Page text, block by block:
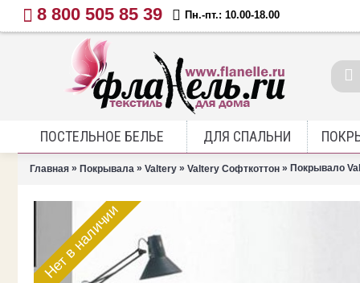
8 800 505 85 39 Пн.-пт.: 10.00-18.00
ПОСТЕЛЬНОЕ БЕЛЬЕ ДЛЯ СПАЛЬНИ
Главная » Покрывала » Valtery » Valtery Софткоттон » Покрывало
Нет в наличии